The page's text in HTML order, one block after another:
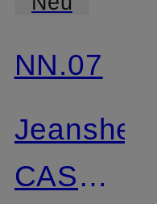
NN.07
CASPER